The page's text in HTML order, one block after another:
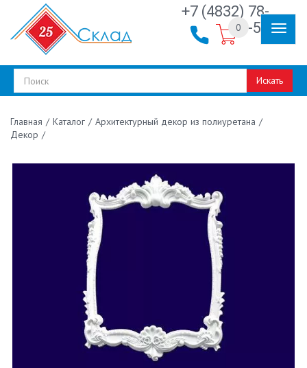
+7 (4832) 78-
30-50
Искать
0
Главная / Каталог / Архитектурный декор из полиуретана /
Декор /